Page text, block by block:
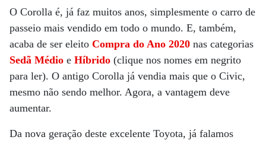
O Corolla é, já faz muitos anos, simplesmente o carro de
passeio mais vendido em todo o mundo. E, também,
acaba de ser eleito Compra do Ano 2020 nas categorias
Sedã Médio e Híbrido (clique nos nomes em negrito
para ler). O antigo Corolla já vendia mais que o Civic,
mesmo não sendo melhor. Agora, a vantagem deve
aumentar.
Da nova geração deste excelente Toyota, já falamos